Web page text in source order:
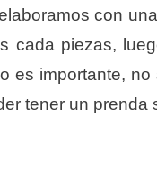
con
cada piezas,
es importante,
tener un prenda